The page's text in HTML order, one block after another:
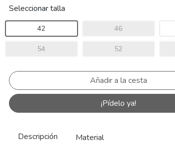
Seleccionar talla
42 46
54 52
¡Pídelo ya!
Descripción Material